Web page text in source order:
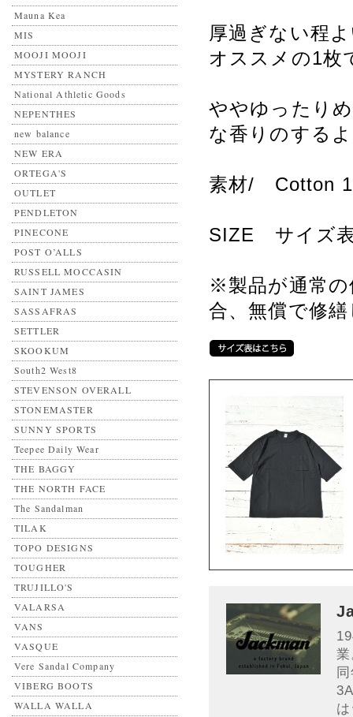
Mauna Kea
MIS
MOOJI MOOJI
MYSTERY RANCH
National Athletic Goods
NEPENTHES
new balance
NEW ERA
ORTEGA'S
OUTLET
PENDLETON
PINECONE
POST O’ALLS
RUSSELL MOCCASIN
SAINT JAMES
SASSAFRAS
SETTLER
SKOOKUM
South2 West8
STEVENSON OVERALL
STONEMASTER
SUNNY SPORTS
Teepee Daily Wear
THE BAGGY
THE NORTH FACE
The Sandalman
TILAK
TOPO DESIGNS
TOUGHER
TRUJILLO'S
VALARSA
VANS
VASQUE
Vere Sandal Company
VIBERG BOOTS
WALLA WALLA
厚過ぎない程
オススメの1枚
ややゆったり
な香りのする
素材/ Cotton
SIZE サイズ
※製品が通常の
合、無償で修